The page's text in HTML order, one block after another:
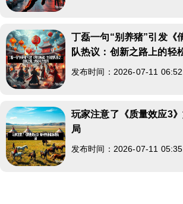
丁磊一句“别养猪”引发《
队热议：创新之路上的轻
发布时间：2026-07-11
玩家注意了《质量效应3
局
发布时间：2026-07-11